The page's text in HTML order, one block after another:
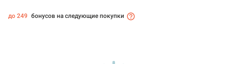
до 249 бонусов на следующие покупки